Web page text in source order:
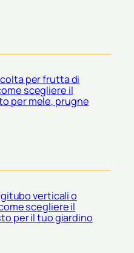
per frutta di
scegliere il
per mele, prugne
verticali o
scegliere il
per il tuo giardino